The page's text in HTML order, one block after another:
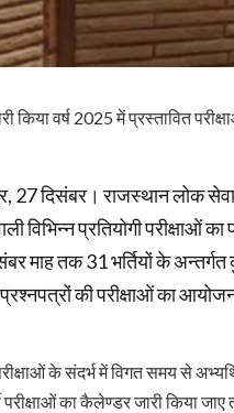
किया वर्ष 2025 में प्रस्तावित
27 दिसंबर। राजस्थान लोक
विभिन्न प्रतियोगी परीक्षाओं
माह तक 31 भर्तियों के
की परीक्षाओं का
के संदर्भ में विगत समय से
परीक्षाओं का कैलेण्डर जारी किया